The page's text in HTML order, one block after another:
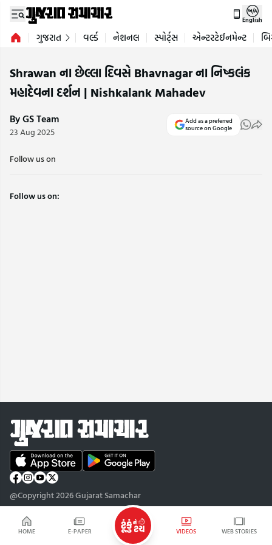
HOME E-PAPER VIDEOS WEB STORIES
English
ગુજરાત વર્લ્ડ નેશનલ સ્પોર્ટ્સ એન્ટરટેઈનમેન્ટ
Shrawan ના છેલ્લા દિવસે Bhavnagar ના નિષ્કલંક
મહાદેવના દર્શન | Nishkalank Mahadev
By GS Team
23 Aug 2025
Add as a preferred
source on Google
Follow us on
Follow us on:
@Copyright 2026 Gujarat Samachar